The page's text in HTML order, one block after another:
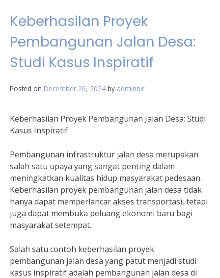
Keberhasilan Proyek
Pembangunan Jalan Desa:
Studi Kasus Inspiratif
Posted on December 26, 2024 by adminbir
Keberhasilan Proyek Pembangunan Jalan Desa: Studi
Kasus Inspiratif
Pembangunan infrastruktur jalan desa merupakan
salah satu upaya yang sangat penting dalam
meningkatkan kualitas hidup masyarakat pedesaan.
Keberhasilan proyek pembangunan jalan desa tidak
hanya dapat memperlancar akses transportasi, tetapi
juga dapat membuka peluang ekonomi baru bagi
masyarakat setempat.
Salah satu contoh keberhasilan proyek
pembangunan jalan desa yang patut menjadi studi
kasus inspiratif adalah pembangunan jalan desa di